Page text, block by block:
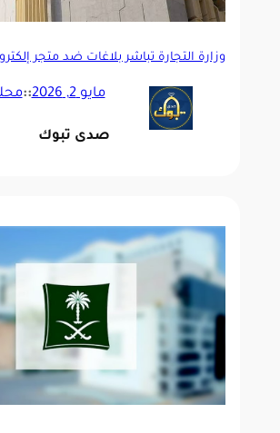
وزارة التجارة تباشر بلاغات ضد متجر
مايو 2, 2026 ::
صدى تبوك